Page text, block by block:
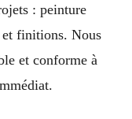
: peinture
et finitions. Nous
et conforme à